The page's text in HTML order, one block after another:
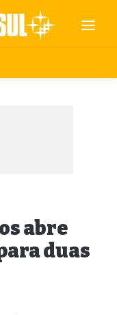
abre
duas